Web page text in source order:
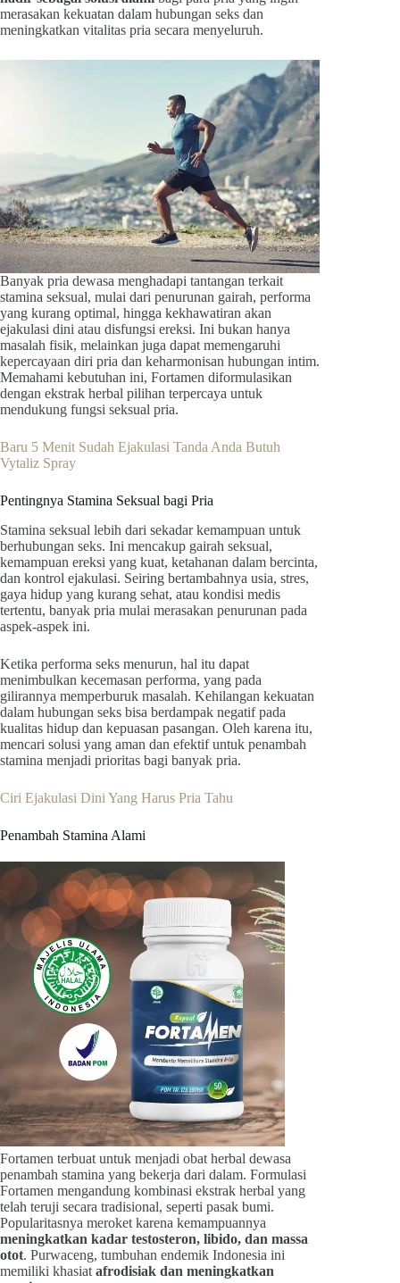
merasakan kekuatan dalam hubungan seks dan
meningkatkan vitalitas pria secara menyeluruh.
Banyak pria dewasa menghadapi tantangan terkait
stamina seksual, mulai dari penurunan gairah, performa
yang kurang optimal, hingga kekhawatiran akan
ejakulasi dini atau disfungsi ereksi. Ini bukan hanya
masalah fisik, melainkan juga dapat memengaruhi
kepercayaan diri pria dan keharmonisan hubungan intim.
Memahami kebutuhan ini, Fortamen diformulasikan
dengan ekstrak herbal pilihan terpercaya untuk
mendukung fungsi seksual pria.
Baru 5 Menit Sudah Ejakulasi Tanda Anda Butuh
Vytaliz Spray
Pentingnya Stamina Seksual bagi Pria
Stamina seksual lebih dari sekadar kemampuan untuk
berhubungan seks. Ini mencakup gairah seksual,
kemampuan ereksi yang kuat, ketahanan dalam bercinta,
dan kontrol ejakulasi. Seiring bertambahnya usia, stres,
gaya hidup yang kurang sehat, atau kondisi medis
tertentu, banyak pria mulai merasakan penurunan pada
aspek-aspek ini.
Ketika performa seks menurun, hal itu dapat
menimbulkan kecemasan performa, yang pada
gilirannya memperburuk masalah. Kehilangan kekuatan
dalam hubungan seks bisa berdampak negatif pada
kualitas hidup dan kepuasan pasangan. Oleh karena itu,
mencari solusi yang aman dan efektif untuk penambah
stamina menjadi prioritas bagi banyak pria.
Ciri Ejakulasi Dini Yang Harus Pria Tahu
Penambah Stamina Alami
Fortamen terbuat untuk menjadi obat herbal dewasa
penambah stamina yang bekerja dari dalam. Formulasi
Fortamen mengandung kombinasi ekstrak herbal yang
telah teruji secara tradisional, seperti pasak bumi.
Popularitasnya meroket karena kemampuannya
meningkatkan kadar testosteron, libido, dan massa
otot. Purwaceng, tumbuhan endemik Indonesia ini
memiliki khasiat afrodisiak dan meningkatkan